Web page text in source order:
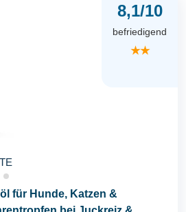
8,1/10
befriedigend
★★
für Hunde, Katzen &